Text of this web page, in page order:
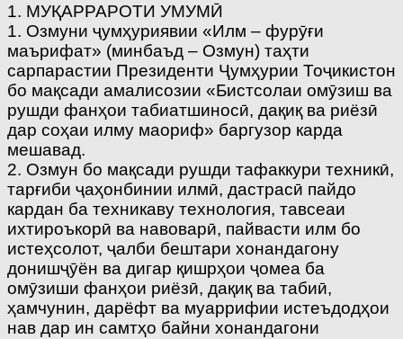
1. МУҚАРРАРОТИ УМУМӢ
1. Озмуни ҷумҳуриявии «Илм – фурӯғи
маърифат» (минбаъд – Озмун) таҳти
сарпарастии Президенти Ҷумҳурии Тоҷикистон
бо мақсади амалисозии «Бистсолаи омӯзиш ва
рушди фанҳои табиатшиносӣ, дақиқ ва риёзӣ
дар соҳаи илму маориф» баргузор карда
мешавад.
2. Озмун бо мақсади рушди тафаккури техникӣ,
тарғиби ҷаҳонбинии илмӣ, дастрасӣ пайдо
кардан ба техникаву технология, тавсеаи
ихтироъкорӣ ва навоварӣ, пайвасти илм бо
истеҳсолот, ҷалби бештари хонандагону
донишҷӯён ва дигар қишрҳои ҷомеа ба
омӯзиши фанҳои риёзӣ, дақиқ ва табиӣ,
ҳамчунин, дарёфт ва муаррифии истеъдодҳои
нав дар ин самтҳо байни хонандагони